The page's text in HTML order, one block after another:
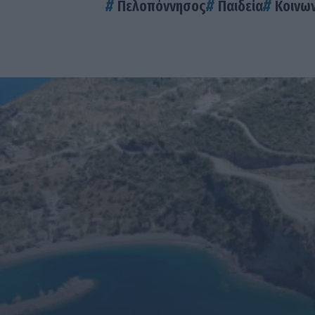
Πελοπόννησος Παιδεία